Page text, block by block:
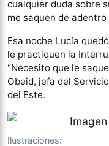
cualquier duda sobre
me saquen de adentro
Esa noche Lucía
le practiquen la
“Necesito que le
Obeid, jefa del
del Este.
Ilustraciones: